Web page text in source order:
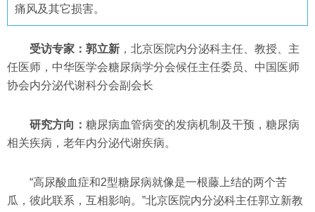
痛风及其它损害。
受访专家：郭立新 ，北京医院内分泌科主任、教授、主
任医师，中华医学会糖尿病学分会候任主任委员、中国医师
协会内分泌代谢科分会副会长
研究方向： 糖尿病血管病变的发病机制及干预，糖尿病
相关疾病，老年内分泌代谢疾病。
“高尿酸血症和2型糖尿病就像是一根藤上结的两个苦
瓜，彼此联系，互相影响。”北京医院内分泌科主任郭立新教